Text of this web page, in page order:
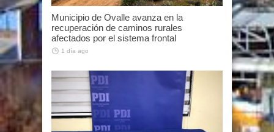
Municipio de Ovalle avanza en la
recuperación de caminos rurales
afectados por el sistema frontal
1 día ago